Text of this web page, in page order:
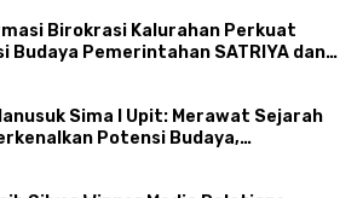
Birokrasi Kalurahan Perkuat
Budaya Pemerintahan SATRIYA dan
Sima I Upit: Merawat Sejarah
Potensi Budaya,